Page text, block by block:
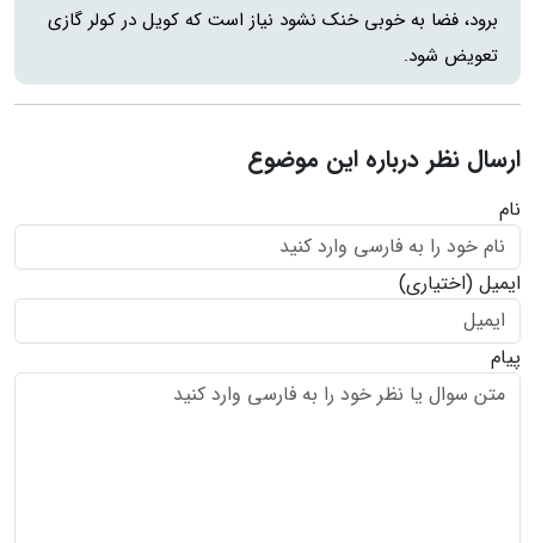
برود، فضا به خوبی خنک نشود نیاز است که کویل در کولر گازی
تعویض شود.
ارسال نظر درباره این موضوع
نام
ایمیل (اختیاری)
پیام